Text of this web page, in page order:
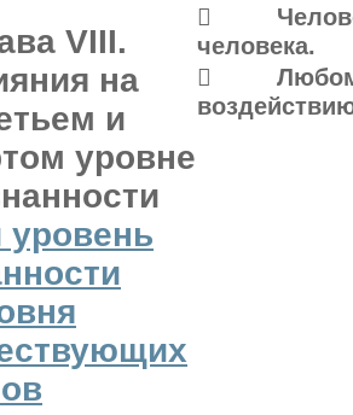
VIII.
на
и
уровне
уровень
 Человек
человека.
 Любому